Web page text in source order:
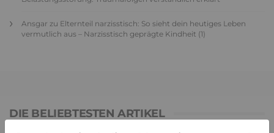
Ansgar zu Elternteil narzisstisch: So sieht dein heutiges Leben
vermutlich aus – Narzisstisch geprägte Kindheit (1)
DIE BELIEBTESTEN ARTIKEL